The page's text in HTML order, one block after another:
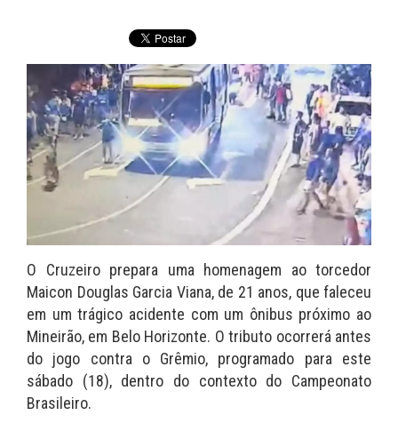
O Cruzeiro prepara uma homenagem ao torcedor
Maicon Douglas Garcia Viana, de 21 anos, que faleceu
em um trágico acidente com um ônibus próximo ao
Mineirão, em Belo Horizonte. O tributo ocorrerá antes
do jogo contra o Grêmio, programado para este
sábado (18), dentro do contexto do Campeonato
Brasileiro.